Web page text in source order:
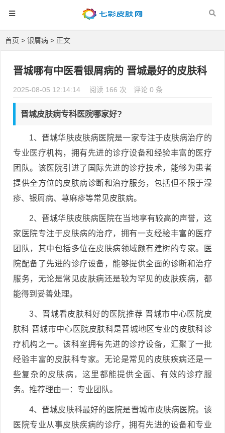
首页 > 银屑病 > 正文
晋城哪有中医看银屑病的 晋城最好的皮肤科
2025-08-05 12:14:14 阅读 166 次 评论 0 条
晋城皮肤病专科医院哪家好?
1、晋城华肤皮肤病医院是一家专注于皮肤病治疗的
专业医疗机构，拥有先进的诊疗设备和经验丰富的医疗
团队。该医院引进了国际先进的诊疗技术，能够为患者
提供全方位的皮肤病诊断和治疗服务，包括但不限于湿
疹、银屑病、荨麻疹等常见皮肤病。
2、晋城华肤皮肤病医院在当地享有较高的声誉，这
家医院专注于皮肤病的治疗，拥有一支经验丰富的医疗
团队，其中包括多位在皮肤病领域颇有建树的专家。医
院配备了先进的诊疗设备，能够提供全面的诊断和治疗
服务，无论是常见皮肤病还是较为罕见的皮肤疾病，都
能得到妥善处理。
3、晋城看皮肤科好的医院推荐 晋城市中心医院皮
肤科 晋城市中心医院皮肤科是晋城地区专业的皮肤科诊
疗机构之一。该科室拥有先进的诊疗设备，汇聚了一批
经验丰富的皮肤科专家。无论是常见的皮肤疾病还是一
些复杂的皮肤病，这里都能提供全面、有效的诊疗服
务。推荐理由一：专业团队。
4、晋城皮肤科最好的医院是晋城市皮肤病医院。该
医院专业从事皮肤疾病的诊疗，拥有先进的设备和专业